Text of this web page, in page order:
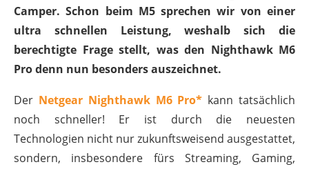
Camper. Schon beim M5 sprechen wir von einer
ultra schnellen Leistung, weshalb sich die
berechtigte Frage stellt, was den Nighthawk M6
Pro denn nun besonders auszeichnet.
Der Netgear Nighthawk M6 Pro* kann tatsächlich
noch schneller! Er ist durch die neuesten
Technologien nicht nur zukunftsweisend ausgestattet,
sondern, insbesondere fürs Streaming, Gaming,